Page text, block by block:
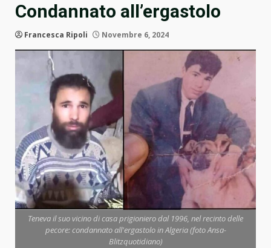
Condannato all’ergastolo
Francesca Ripoli Novembre 6, 2024
Teneva il suo vicino di casa prigioniero dal 1996, nel recinto delle
pecore: condannato all'ergastolo in Algeria (foto Ansa-
Blitzquotidiano)